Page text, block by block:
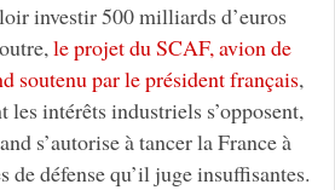
investir 500 milliards d’euros
le projet du SCAF, avion de
soutenu par le président français,
intérêts industriels s’opposent,
s’autorise à tancer la France à
de défense qu’il juge insuffisantes.